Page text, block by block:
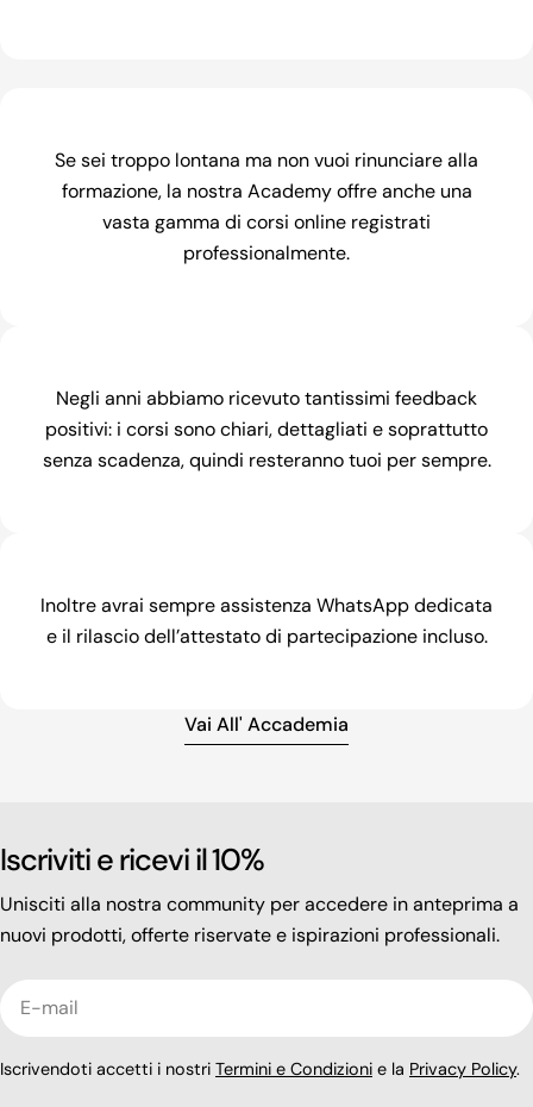
Se sei troppo lontana ma non vuoi rinunciare alla
formazione, la nostra Academy offre anche una
vasta gamma di corsi online registrati
professionalmente.
Negli anni abbiamo ricevuto tantissimi feedback
positivi: i corsi sono chiari, dettagliati e soprattutto
senza scadenza, quindi resteranno tuoi per sempre.
Inoltre avrai sempre assistenza WhatsApp dedicata
e il rilascio dell’attestato di partecipazione incluso.
Vai All' Accademia
Iscriviti e ricevi il 10%
Unisciti alla nostra community per accedere in anteprima a
nuovi prodotti, offerte riservate e ispirazioni professionali.
Iscrivendoti accetti i nostri Termini e Condizioni e la Privacy Policy.